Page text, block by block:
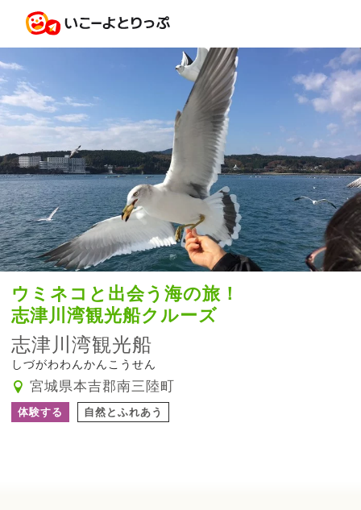
ウミネコと出会う海の旅！
志津川湾観光船クルーズ
志津川湾観光船
しづがわわんかんこうせん
宮城県本吉郡南三陸町
体験する 自然とふれあう